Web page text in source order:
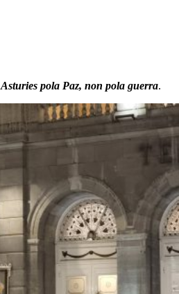
Asturies pola Paz, non pola guerra.